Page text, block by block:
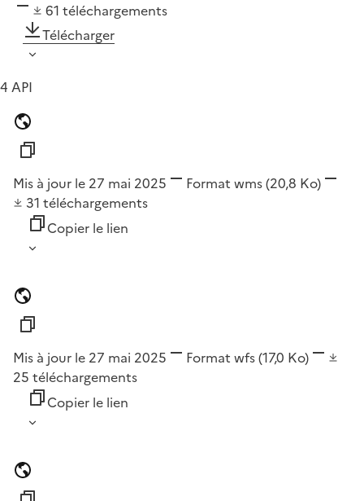
61 téléchargements
Télécharger
4 API
Mis à jour le 27 mai 2025 Format wms(20,8 Ko)
31 téléchargements
Copier le lien
Mis à jour le 27 mai 2025 Format wfs(17,0 Ko)
25 téléchargements
Copier le lien